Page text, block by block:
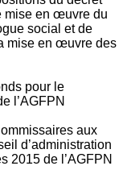
mise en œuvre du
social et de
mise en œuvre des
pour le
l’AGFPN
aux
d’administration
2015 de l’AGFPN